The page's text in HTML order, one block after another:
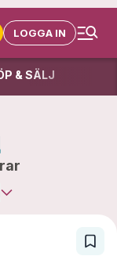
LOGGA IN
& SÄLJ